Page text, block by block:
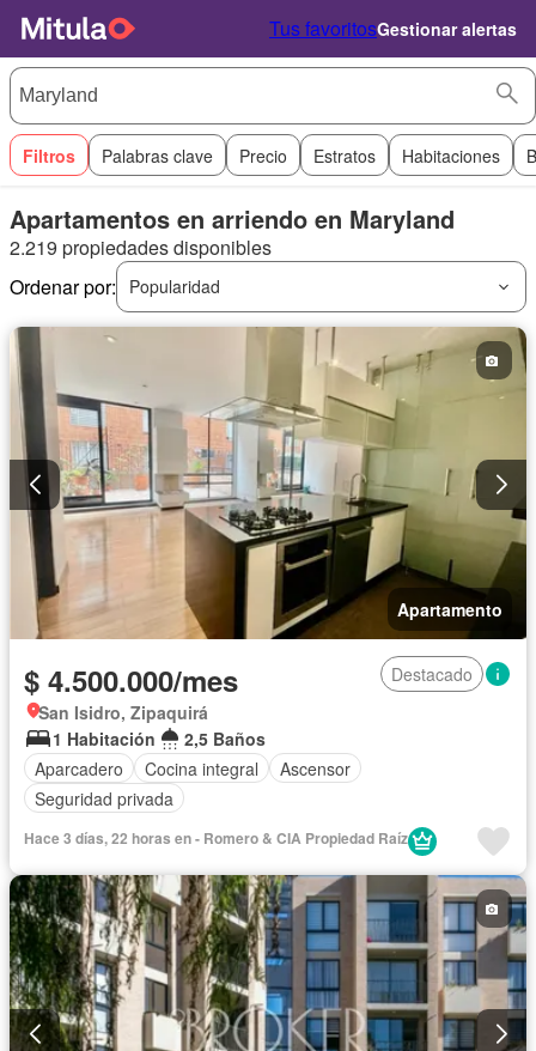
Tus favoritosGestionar alertas
Filtros Palabras clave Precio Estratos Habitaciones
Apartamentos en arriendo en Maryland
2.219 propiedades disponibles
Ordenar por:
Popularidad
Apartamento
$ 4.500.000/mes
Destacado
San Isidro, Zipaquirá
1 Habitación
2,5 Baños
Aparcadero
Cocina integral
Ascensor
Seguridad privada
Hace 3 días, 22 horas en - Romero & CIA Propiedad Raí­z